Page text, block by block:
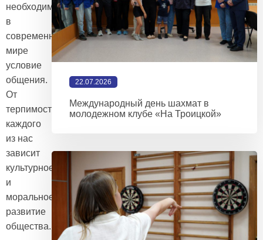
необходимое
в
современном
мире
условие
общения.
От
терпимости
каждого
из нас
зависит
культурное
и
моральное
развитие
общества.
22.07.2026
Международный день шахмат в
молодежном клубе «На Троицкой»